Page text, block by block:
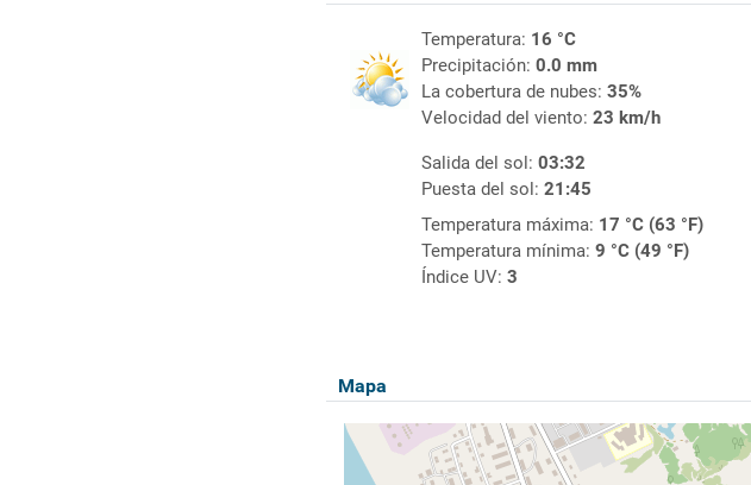
Temperatura: 16 °C
Precipitación: 0.0 mm
La cobertura de nubes: 35%
Velocidad del viento: 23 km/h
Salida del sol: 03:32
Puesta del sol: 21:45
Temperatura máxima: 17 °C (63 °F)
Temperatura mínima: 9 °C (49 °F)
Índice UV: 3
Mapa